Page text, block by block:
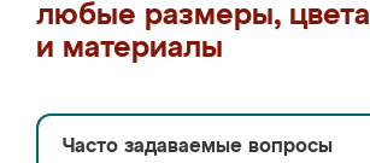
любые размеры, цвета
и материалы
Часто задаваемые вопросы